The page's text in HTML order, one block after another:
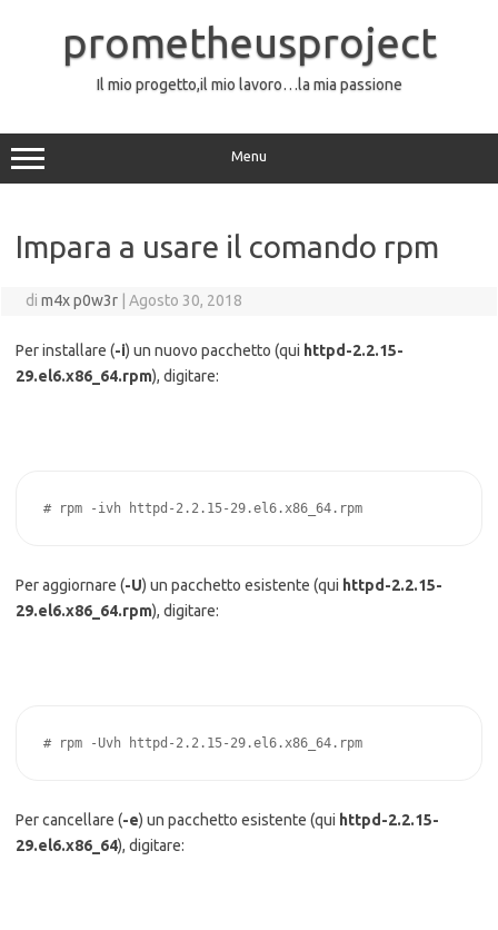
contenutoprometheusproject
Il mio progetto,il mio lavoro…la mia passione
Menu
Impara a usare il comando rpm
di m4x p0w3r Agosto 30, 2018
Per installare (-i) un nuovo pacchetto (qui httpd-2.2.15-
29.el6.x86_64.rpm), digitare:
# rpm -ivh httpd-2.2.15-29.el6.x86_64.rpm
Per aggiornare (-U) un pacchetto esistente (qui httpd-2.2.15-
29.el6.x86_64.rpm), digitare:
# rpm -Uvh httpd-2.2.15-29.el6.x86_64.rpm
Per cancellare (-e) un pacchetto esistente (qui httpd-2.2.15-
29.el6.x86_64), digitare: